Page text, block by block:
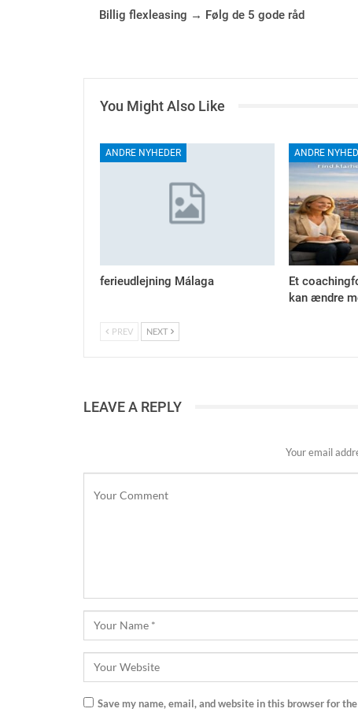
Billig flexleasing → Følg de 5 gode råd
You Might Also Like
ANDRE NYHEDER
ferieudlejning Málaga
ANDRE
Et
kan ændre
PREV NEXT
LEAVE A REPLY
Your email
Save my name, email, and website in this browser for